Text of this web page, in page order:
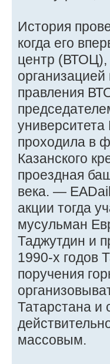
История
когда его
центр (ВТОЦ),
правления
проходила в
Казанского
проездная
века. —
акции тогда
мусульман
Таджутдин и
1990-х годов
поручения
Татарстана и
массовым.